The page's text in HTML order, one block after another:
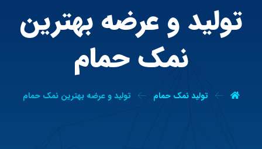
تولید و عرضه بهترین
نمک حمام
تولید نمک حمام تولید و عرضه بهترین نمک حمام